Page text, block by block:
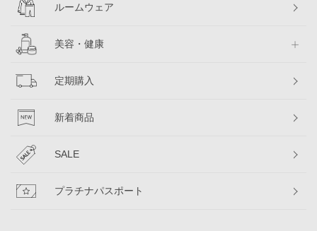
ルームウェア
美容・健康
定期購入
新着商品
SALE
プラチナパスポート